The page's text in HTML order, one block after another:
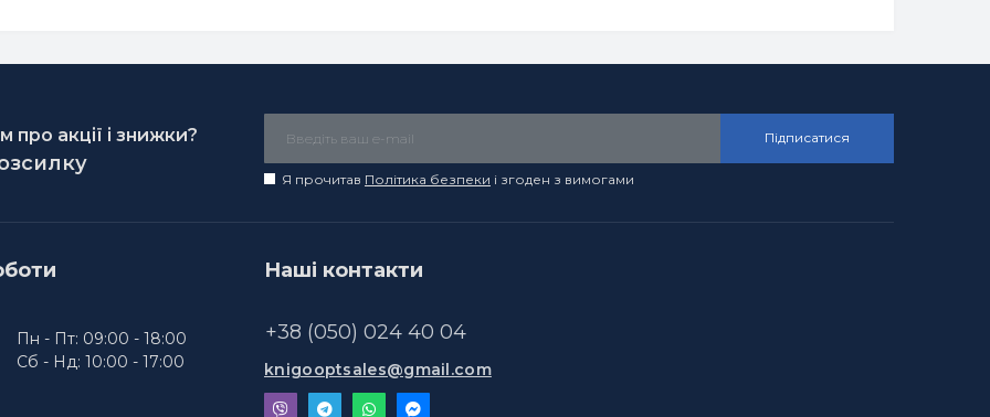
акції і знижки? Підписатися
Я прочитав Політика безпеки і згоден з вимогами
Пн - Пт: 09:00 - 18:00
Сб - Нд: 10:00 - 17:00
Наші контакти
+38 (050) 024 40 04
knigooptsales@gmail.com